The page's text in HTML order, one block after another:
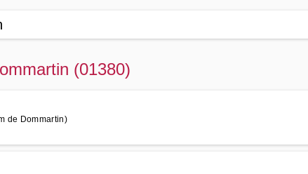
(01380)
de Dommartin)